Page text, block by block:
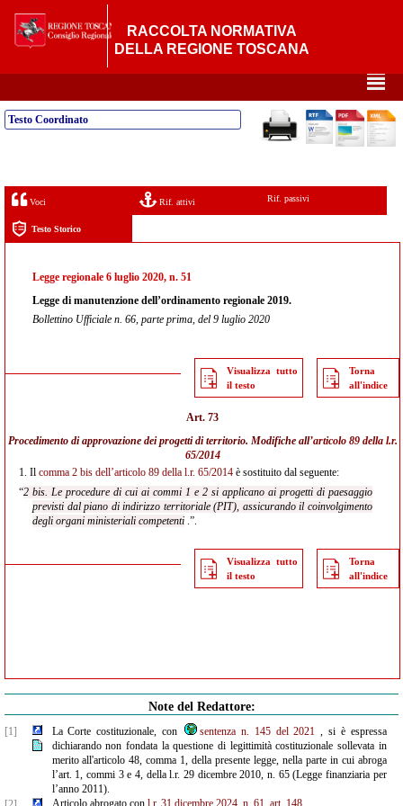
RACCOLTA NORMATIVA
DELLA REGIONE TOSCANA
²
Testo Coordinato
Voci Rif. attivi Rif. passivi
Testo Storico
Legge regionale 6 luglio 2020, n. 51
Legge di manutenzione dell’ordinamento regionale 2019.
Bollettino Ufficiale n. 66, parte prima, del 9 luglio 2020
Visualizza tutto
il testo
Torna
all'indice
Art. 73
Procedimento di approvazione dei progetti di territorio. Modifiche all’articolo 89 della l.r.
65/2014
1. Il comma 2 bis dell’articolo 89 della l.r. 65/2014 è sostituito dal seguente:
“2 bis. Le procedure di cui ai commi 1 e 2 si applicano ai progetti di paesaggio
previsti dal piano di indirizzo territoriale (PIT), assicurando il coinvolgimento
degli organi ministeriali competenti .”.
Visualizza tutto
il testo
Torna
all'indice
Note del Redattore:
[1] La Corte costituzionale, con sentenza n. 145 del 2021 , si è espressa
dichiarando non fondata la questione di legittimità costituzionale sollevata in
merito all'articolo 48, comma 1, della presente legge, nella parte in cui abroga
l’art. 1, commi 3 e 4, della l.r. 29 dicembre 2010, n. 65 (Legge finanziaria per
l’anno 2011).
Articolo abrogato con l.r. 31 dicembre 2024, n. 61, art. 148.